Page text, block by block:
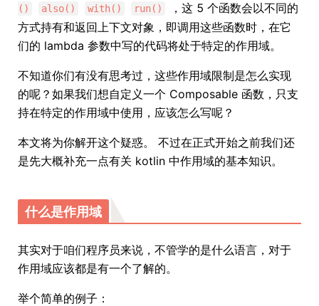
()
also() with() run()
，这 5 个函数会以不同的
方式持有和返回上下文对象，即调用这些函数时，在它
们的 lambda 参数中写的代码将处于特定的作用域。
不知道你们有没有思考过，这些作用域限制是怎么实现
的呢？如果我们想自定义一个 Composable 函数，只支
持在特定的作用域中使用，应该怎么写呢？
本文将为你解开这个疑惑。 不过在正式开始之前我们还
是先大概补充一点有关 kotlin 中作用域的基本知识。
什么是作用域
其实对于咱们程序员来说，不管学的是什么语言，对于
作用域应该都是有一个了解的。
举个简单的例子：